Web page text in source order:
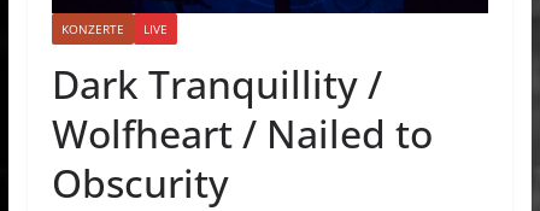
KONZERTE LIVE
Dark Tranquillity /
Wolfheart / Nailed to
Obscurity